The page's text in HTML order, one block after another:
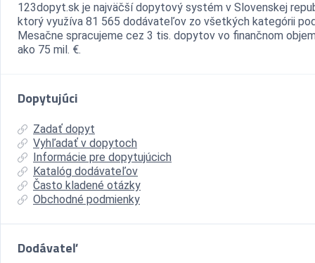
123dopyt.sk je najväčší dopytový systém v Slovenskej
ktorý využíva 81 565 dodávateľov zo všetkých kategórii
Mesačne spracujeme cez 3 tis. dopytov vo finančnom
ako 75 mil. €.
Dopytujúci
Zadať dopyt
Vyhľadať v dopytoch
Informácie pre dopytujúcich
Katalóg dodávateľov
Často kladené otázky
Obchodné podmienky
Dodávateľ